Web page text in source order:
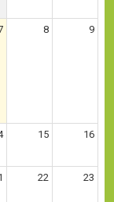
de Legislación
General
Asuntos Municipales
Producción
Constitucionales y
Comisiones de
8 9
15 16
22 23